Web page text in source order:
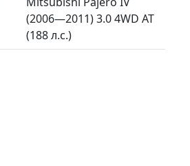
(2006—2011) 3.0 4WD AT
(188 л.с.)